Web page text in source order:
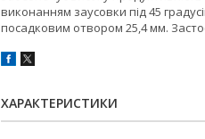
виконанням заусовки під 45
посадковим отвором 25,4 мм.
ХАРАКТЕРИСТИКИ